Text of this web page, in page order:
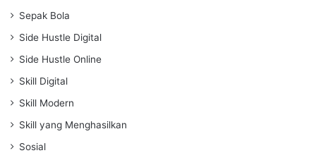
Sepak Bola
Side Hustle Digital
Side Hustle Online
Skill Digital
Skill Modern
Skill yang Menghasilkan
Sosial